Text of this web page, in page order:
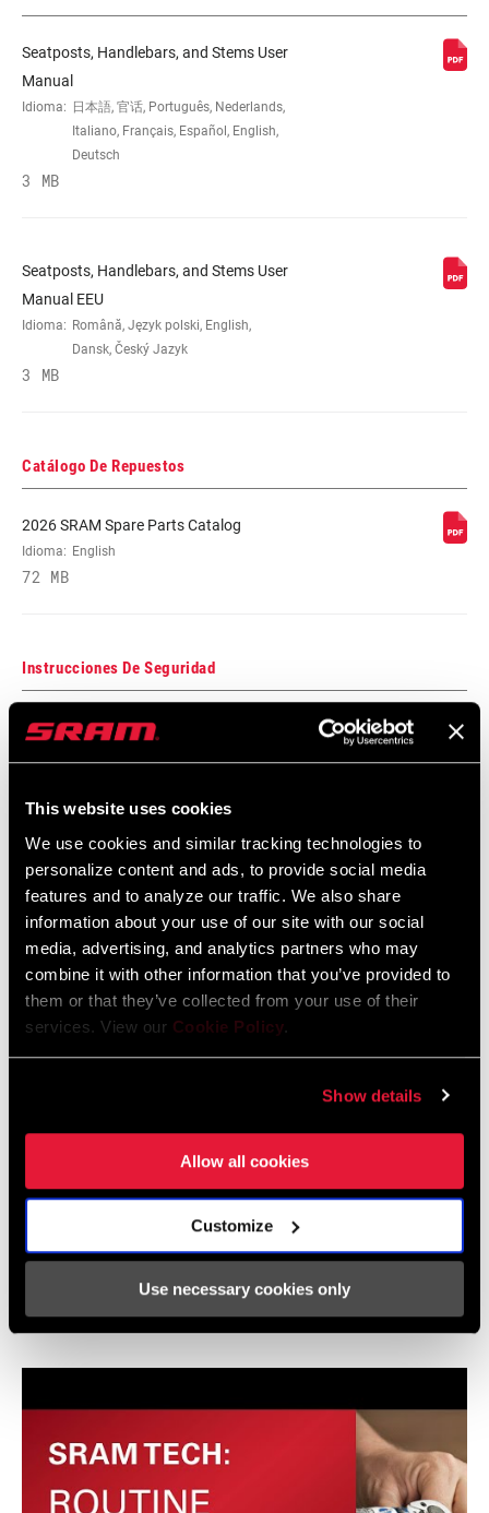
This website uses cookies
We use cookies and similar tracking technologies to
personalize content and ads, to provide social media
features and to analyze our traffic. We also share
information about your use of our site with our social
media, advertising, and analytics partners who may
combine it with other information that you’ve provided to
them or that they’ve collected from your use of their
services. View our Cookie Policy.
Show details
Allow all cookies
Customize
Use necessary cookies only
MATERIAL
(SP/ST)
ANGLE/RISE
CLAMP DIAM 31.8mm
COLOR/FINISH
HARDWARE
Seatposts, Handlebars, and Stems User
Manual
Idioma: 日本語, 官话, Português, Nederlands,
Italiano, Français, Español, English,
Deutsch
3 MB
Seatposts, Handlebars, and Stems User
Manual EEU
Idioma: Română, Język polski, English,
Dansk, Český Jazyk
3 MB
Catálogo De Repuestos
2026 SRAM Spare Parts Catalog
Idioma: English
72 MB
Instrucciones De Seguridad
Bar Stem Seatpost Safety Instructions
Deutsch
Bar Stem Seatpost Safety Instructions
EEU
253 KB
Garantía SRAM
Mostrar todos los idiomas disponibles